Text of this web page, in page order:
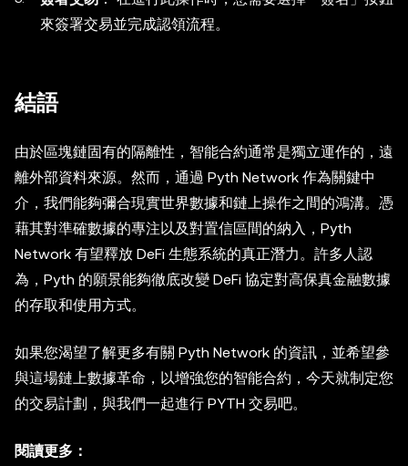
來簽署交易並完成認領流程。
結語
由於區塊鏈固有的隔離性，智能合約通常是獨立運作的，遠
離外部資料來源。然而，通過 Pyth Network 作為關鍵中
介，我們能夠彌合現實世界數據和鏈上操作之間的鴻溝。憑
藉其對準確數據的專注以及對置信區間的納入，Pyth
Network 有望釋放 DeFi 生態系統的真正潛力。許多人認
為，Pyth 的願景能夠徹底改變 DeFi 協定對高保真金融數據
的存取和使用方式。
如果您渴望了解更多有關 Pyth Network 的資訊，並希望參
與這場鏈上數據革命，以增強您的智能合約，今天就制定您
的交易計劃，與我們一起進行 PYTH 交易吧。
閱讀更多：